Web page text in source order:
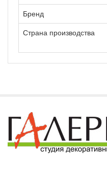
Бренд
Страна производства